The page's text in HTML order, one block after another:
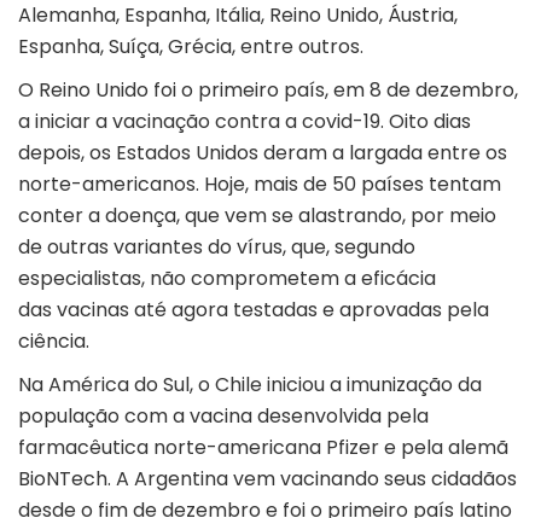
Alemanha, Espanha, Itália, Reino Unido, Áustria,
Espanha, Suíça, Grécia, entre outros.
O Reino Unido foi o primeiro país, em 8 de dezembro,
a iniciar a vacinação contra a covid-19. Oito dias
depois, os Estados Unidos deram a largada entre os
norte-americanos. Hoje, mais de 50 países tentam
conter a doença, que vem se alastrando, por meio
de outras variantes do vírus, que, segundo
especialistas, não comprometem a eficácia
das vacinas até agora testadas e aprovadas pela
ciência.
Na América do Sul, o Chile iniciou a imunização da
população com a vacina desenvolvida pela
farmacêutica norte-americana Pfizer e pela alemã
BioNTech. A Argentina vem vacinando seus cidadãos
desde o fim de dezembro e foi o primeiro país latino